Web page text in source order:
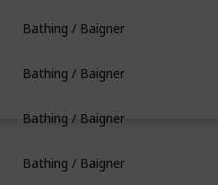
Bathing / Baigner
Bathing / Baigner
Bathing / Baigner
Bathing / Baigner